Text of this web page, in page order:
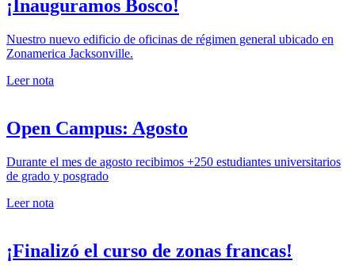
¡Inauguramos Bosco!
Nuestro nuevo edificio de oficinas de régimen general ubicado en
Zonamerica Jacksonville.
Leer nota
Open Campus: Agosto
Durante el mes de agosto recibimos +250 estudiantes universitarios
de grado y posgrado
Leer nota
¡Finalizó el curso de zonas francas!